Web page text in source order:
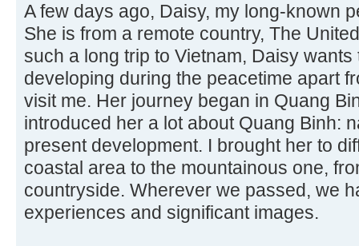
A few days ago, Daisy, my long-known
She is from a remote country, The
such a long trip to Vietnam, Daisy
developing during the peacetime apart
visit me. Her journey began in Quang
introduced her a lot about Quang Binh:
present development. I brought her to
coastal area to the mountainous one,
countryside. Wherever we passed, we
experiences and significant images.